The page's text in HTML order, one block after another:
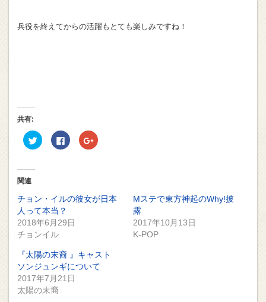
兵役を終えてからの活躍もとても楽しみですね！
共有:
ク
リ
有
(新
し
い
ィ
ド
ウ
で
開
き
ま
す)
Facebook
で
ク
リ
し
さ
い
(新
し
い
ク
リ
共
有
ド
ウ
で
開
関連
チョン・イルの彼女が日本
人って本当？
2018年6月29日
チョンイル
Mステで東方神起のWhy!披
露
2017年10月13日
K-POP
『太陽の末裔 』キャスト
ソンジュンギについて
2017年7月21日
太陽の末裔